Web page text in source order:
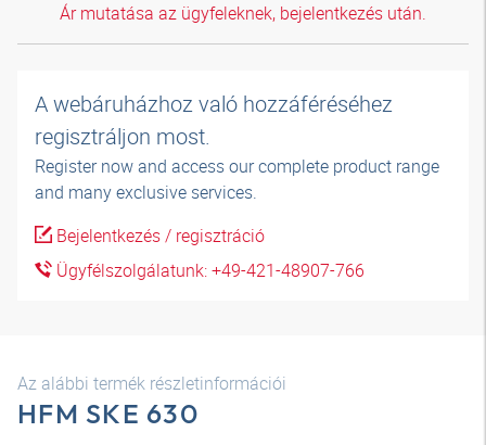
Ár mutatása az ügyfeleknek, bejelentkezés után.
A webáruházhoz való hozzáféréséhez
regisztráljon most.
Register now and access our complete product range
and many exclusive services.
Bejelentkezés / regisztráció
Ügyfélszolgálatunk: +49-421-48907-766
Az alábbi termék részletinformációi
HFM SKE 630